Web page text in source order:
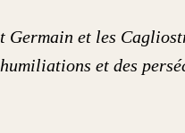
Germain et les
et des